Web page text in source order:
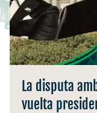
La disputa
vuelta